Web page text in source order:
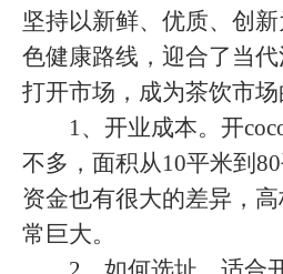
坚持以新鲜、优质、创
色健康路线，迎合了当
打开市场，成为茶饮市
1、开业成本。开coco
不多，面积从10平米到
资金也有很大的差异，
常巨大。